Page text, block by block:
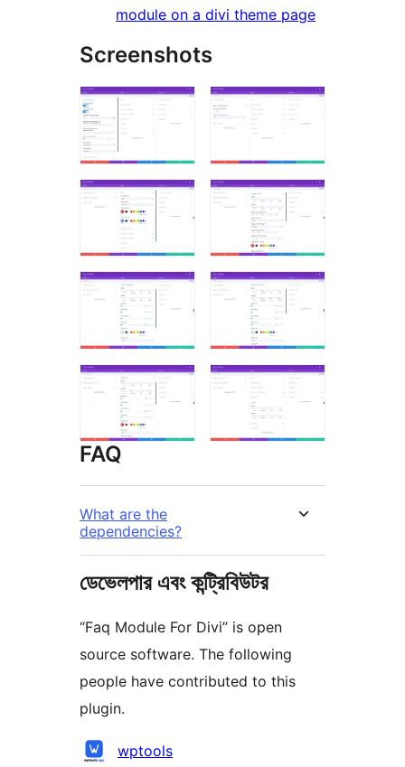
module on a divi theme page
Screenshots
FAQ
What are the
dependencies?
ডেভেলপার এবং কন্ট্রিবিউটর
“Faq Module For Divi” is open
source software. The following
people have contributed to this
plugin.
কন্ট্রিবিউটরwptools